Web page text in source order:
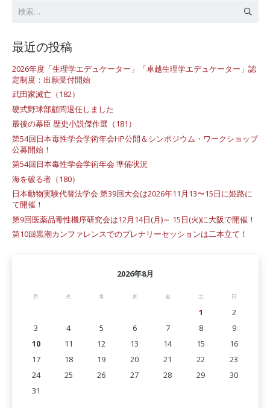
最近の投稿
2026年度「生理学エデュケーター」「卓越生理学エデュケーター」認
定制度：出願受付開始
武田家滅亡（182）
硬式野球部顧問退任しました
最後の幕臣 歴史小説傑作選（181）
第54回日本毒性学会学術年会HP公開＆シンポジウム・ワークショップ
公募開始！
第54回日本毒性学会学術年会 準備状況
海を破る者（180）
日本動物実験代替法学会 第39回大会は2026年11月13〜15日に姫路に
て開催！
第9回医薬品毒性機序研究会は12月14日(月)～ 15日(火)に大阪で開催！
第10回黒潮カンファレンスでのプレナリーセッションは二本立て！
2026年8月
月 火 水 木 金 土 日
1
2
3
4 5 6 7 8
9
10
11 12 13 14 15
16
17
18 19 20 21 22
23
24
25 26 27 28 29
30
31